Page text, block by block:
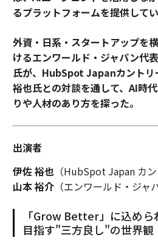
るプラットフォームを提供してい
外資・日系・スタートアップを
けるエンワールド・ジャパン代
氏が、HubSpot Japanカントリ
裕也氏との対談を通して、AI時
りや人材のあり方を探った。
出演者
伊佐 裕也（HubSpot Japan カン
山本 裕介（エンワールド・ジャ
「Grow Better」に込め
目指す"三方良し"の世界観